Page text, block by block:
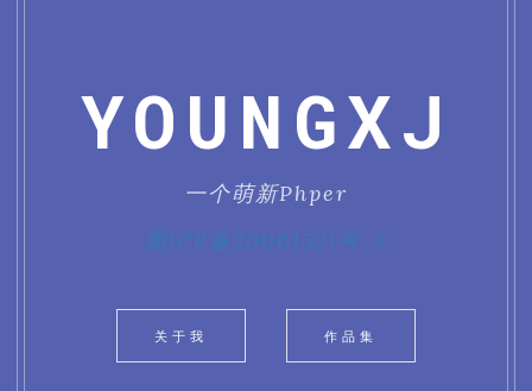
主页
关于我
YOUNGXJ
一个萌新Phper
蜀ICP备20001521号-3
关于我 作品集